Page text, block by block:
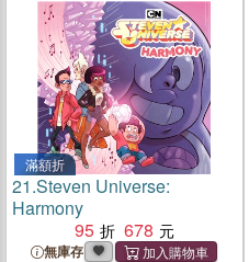
滿額折
21.Steven Universe:
Harmony
95
678
無庫存